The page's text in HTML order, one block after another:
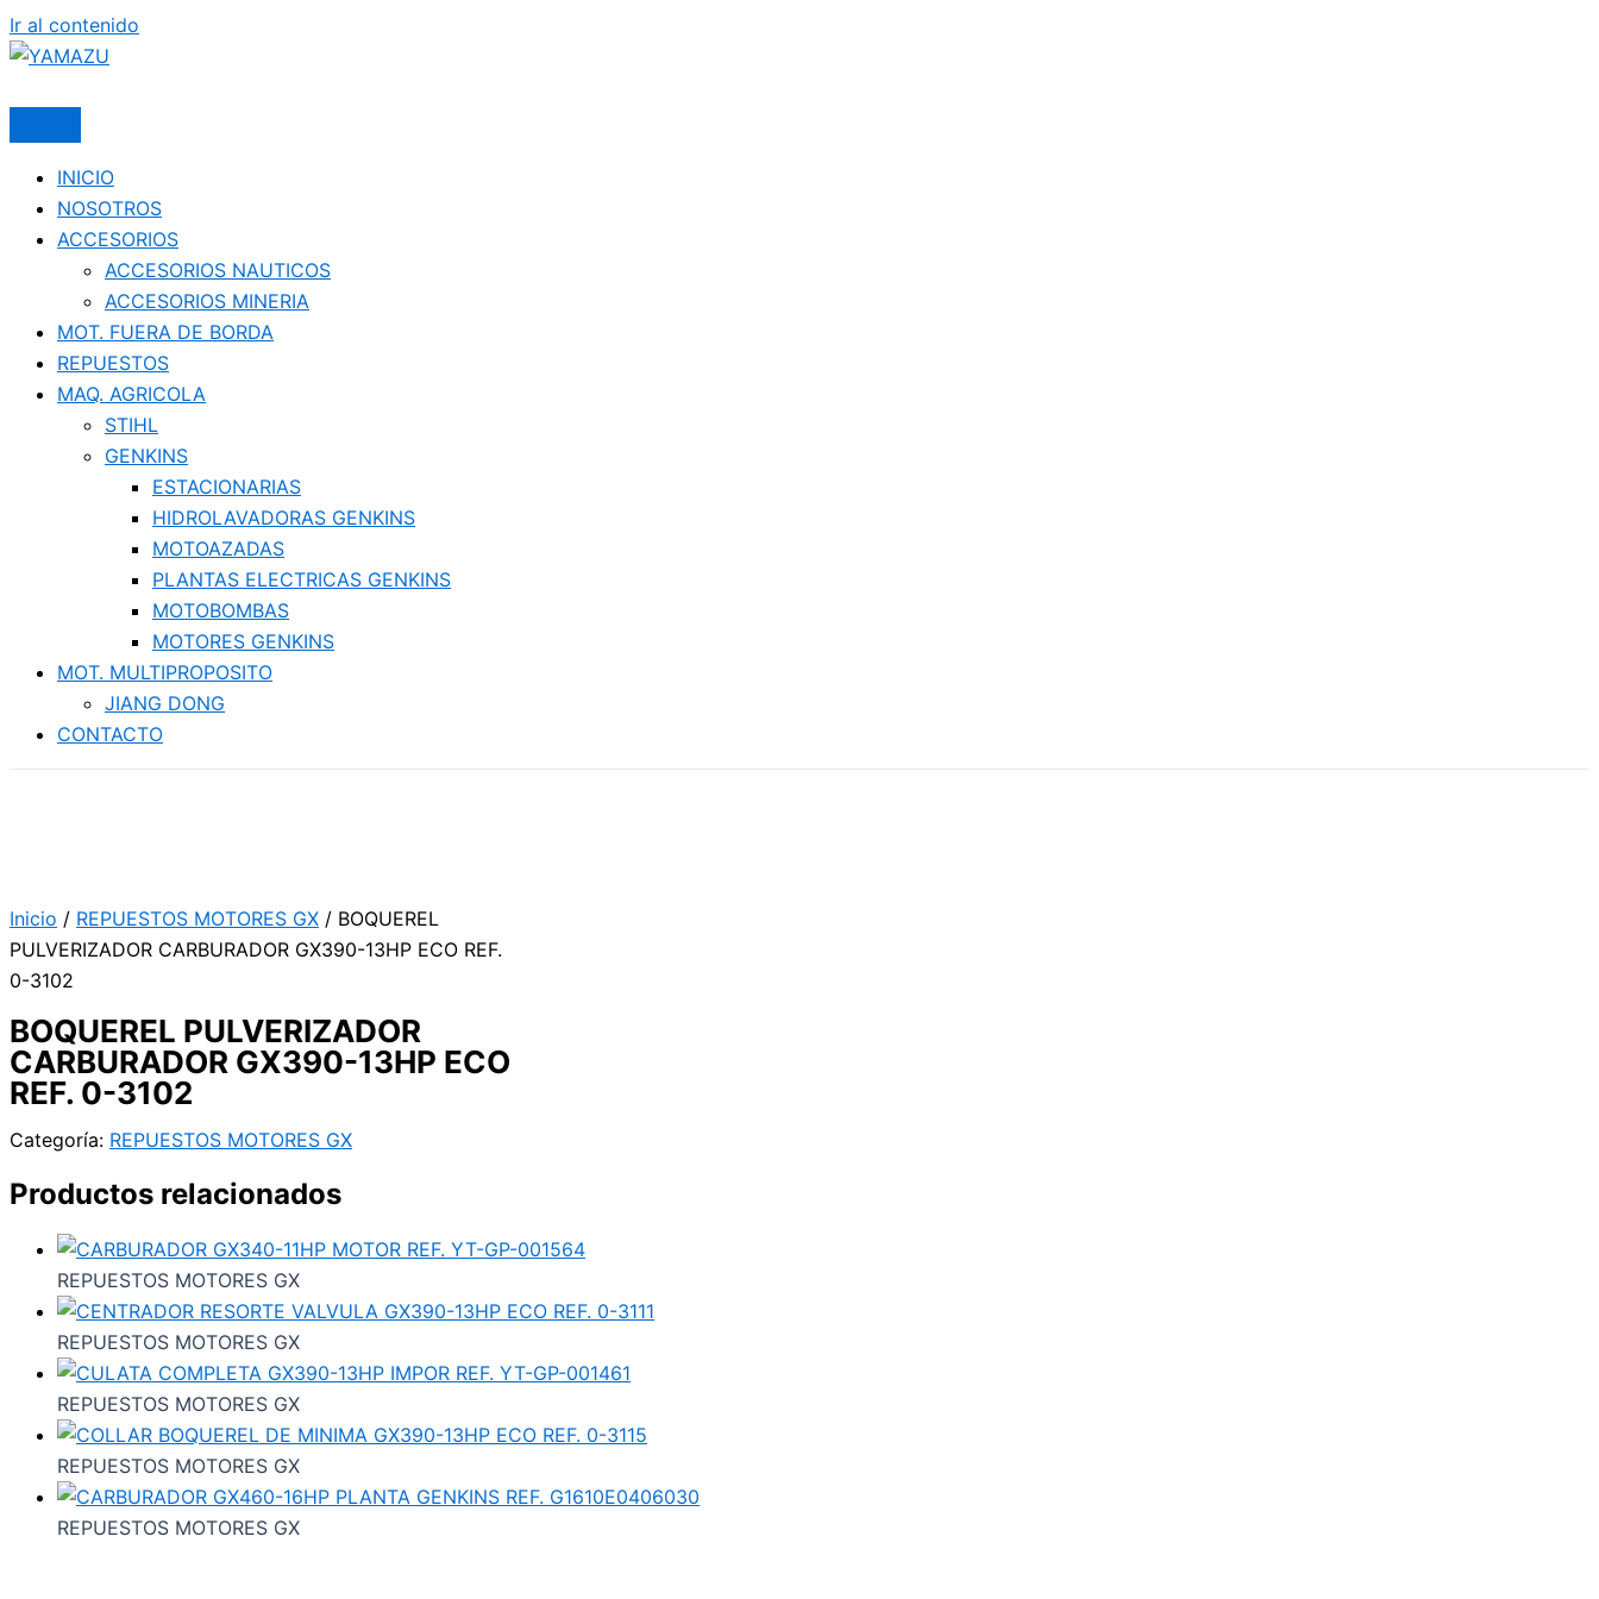
Ir al contenido
INICIO
NOSOTROS
ACCESORIOS
ACCESORIOS NAUTICOS
ACCESORIOS MINERIA
MOT. FUERA DE BORDA
REPUESTOS
MAQ. AGRICOLA
STIHL
GENKINS
ESTACIONARIAS
HIDROLAVADORAS GENKINS
MOTOAZADAS
PLANTAS ELECTRICAS GENKINS
MOTOBOMBAS
MOTORES GENKINS
MOT. MULTIPROPOSITO
JIANG DONG
CONTACTO
Inicio / REPUESTOS MOTORES GX / BOQUEREL
PULVERIZADOR CARBURADOR GX390-13HP ECO REF.
0-3102
BOQUEREL PULVERIZADOR
CARBURADOR GX390-13HP ECO
REF. 0-3102
Categoría: REPUESTOS MOTORES GX
Productos relacionados
REPUESTOS MOTORES GX
REPUESTOS MOTORES GX
REPUESTOS MOTORES GX
REPUESTOS MOTORES GX
REPUESTOS MOTORES GX